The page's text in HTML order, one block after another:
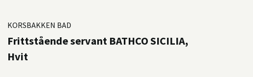
Frittstående servant BATHCO SICILIA,
Hvit
KORSBAKKEN BAD